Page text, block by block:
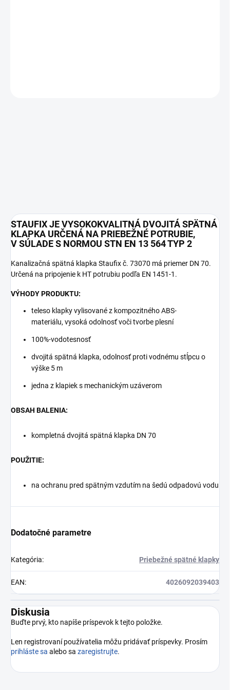
STAUFIX JE VYSOKOKVALITNÁ DVOJITÁ SPÄTNÁ
KLAPKA URČENÁ NA PRIEBEŽNÉ POTRUBIE,
V SÚLADE S NORMOU STN EN 13 564 TYP 2
Kanalizačná spätná klapka Staufix č. 73070 má priemer DN 70.
Určená na pripojenie k HT potrubiu podľa EN 1451-1.
VÝHODY PRODUKTU:
teleso klapky vylisované z kompozitného ABS-
materiálu, vysoká odolnosť voči tvorbe plesní
100%-vodotesnosť
dvojitá spätná klapka, odolnosť proti vodnému stĺpcu o
výške 5 m
jedna z klapiek s mechanickým uzáverom
OBSAH BALENIA:
kompletná dvojitá spätná klapka DN 70
POUŽITIE:
na ochranu pred spätným vzdutím na šedú odpadovú vodu
Dodatočné parametre
Kategória: Priebežné spätné klapky
EAN: 4026092039403
Diskusia
Buďte prvý, kto napíše príspevok k tejto položke.
Len registrovaní používatelia môžu pridávať príspevky. Prosím
prihláste sa alebo sa zaregistrujte.